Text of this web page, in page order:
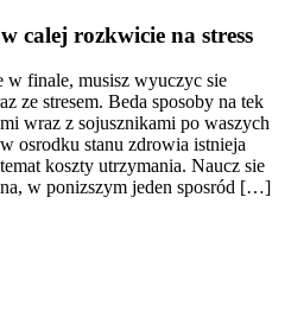
calej rozkwicie na stress
w finale, musisz wyuczyc sie
ze stresem. Beda sposoby na tek
wraz z sojusznikami po waszych
osrodku stanu zdrowia istnieja
koszty utrzymania. Naucz sie
w ponizszym jeden sposród […]